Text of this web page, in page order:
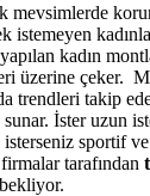
mevsimlerde
istemeyen
kadın
üzerine çeker.
trendleri takip
sunar. İster uzun
sportif ve
tarafından